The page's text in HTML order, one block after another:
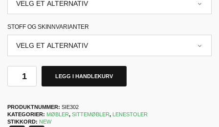
STOFF OG SKINNVARIANTER
LEGG I HANDLEKURV
PRODUKTNUMMER: SIE302
KATEGORIER: MØBLER, SITTEMØBLER, LENESTOLER
STIKKORD: NEW